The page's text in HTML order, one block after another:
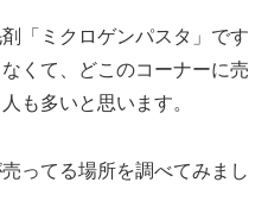
「ミクロゲンパスタ」です
くて、どこのコーナーに売
も多いと思います。
ってる場所を調べてみまし